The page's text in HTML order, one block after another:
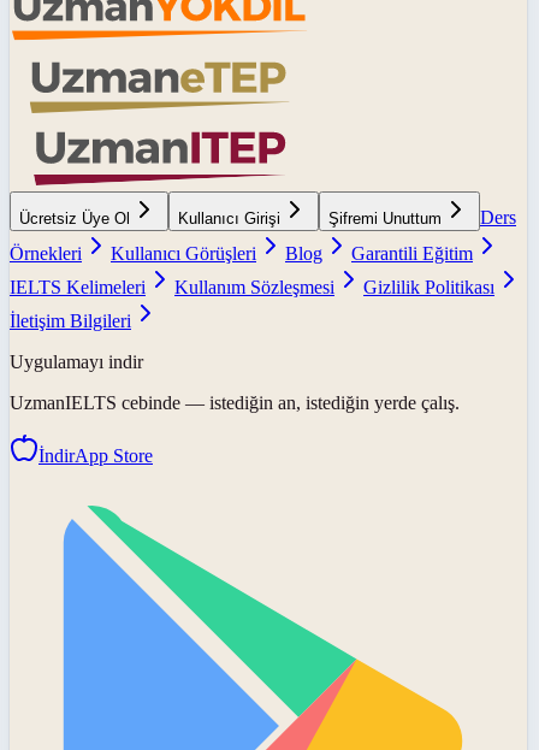
Ücretsiz Üye Ol Kullanıcı Girişi Şifremi Unuttum
Ders
Örnekleri
Kullanıcı Görüşleri Blog
Garantili Eğitim
IELTS Kelimeleri
Kullanım Sözleşmesi
Gizlilik Politikası
İletişim Bilgileri
Uygulamayı indir
UzmanIELTS cebinde — istediğin an, istediğin yerde çalış.
İndirApp Store